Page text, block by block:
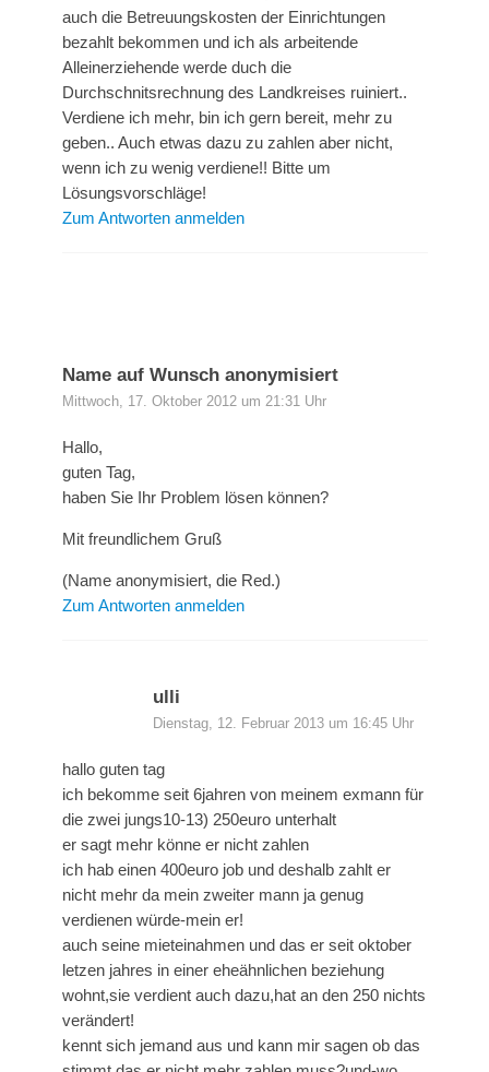
auch die Betreuungskosten der Einrichtungen
bezahlt bekommen und ich als arbeitende
Alleinerziehende werde duch die
Durchschnitsrechnung des Landkreises ruiniert..
Verdiene ich mehr, bin ich gern bereit, mehr zu
geben.. Auch etwas dazu zu zahlen aber nicht,
wenn ich zu wenig verdiene!! Bitte um
Lösungsvorschläge!
Zum Antworten anmelden
Name auf Wunsch anonymisiert
Mittwoch, 17. Oktober 2012 um 21:31 Uhr
Hallo,
guten Tag,
haben Sie Ihr Problem lösen können?
Mit freundlichem Gruß
(Name anonymisiert, die Red.)
Zum Antworten anmelden
ulli
Dienstag, 12. Februar 2013 um 16:45 Uhr
hallo guten tag
ich bekomme seit 6jahren von meinem exmann für
die zwei jungs10-13) 250euro unterhalt
er sagt mehr könne er nicht zahlen
ich hab einen 400euro job und deshalb zahlt er
nicht mehr da mein zweiter mann ja genug
verdienen würde-mein er!
auch seine mieteinahmen und das er seit oktober
letzen jahres in einer eheähnlichen beziehung
wohnt,sie verdient auch dazu,hat an den 250 nichts
verändert!
kennt sich jemand aus und kann mir sagen ob das